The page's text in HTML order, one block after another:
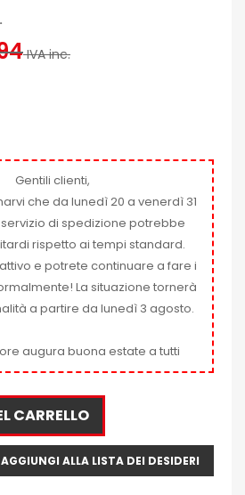
IVA inc.
Gentili clienti,
che da lunedì 20 a venerdì 31
di spedizione potrebbe
rispetto ai tempi standard.
e potrete continuare a fare i
La situazione tornerà
a partire da lunedì 3 agosto.
augura buona estate a tutti
CARRELLO
AGGIUNGI ALLA LISTA DEI DESIDERI